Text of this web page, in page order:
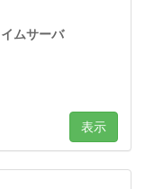
ムサーバ
表示